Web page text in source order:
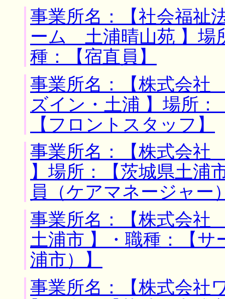
事業所名：【社会福
ーム 土浦晴山苑 】場
種：【宿直員】
事業所名：【株式会
ズイン・土浦 】場所
【フロントスタッフ】
事業所名：【株式会
】場所：【茨城県土浦
員（ケアマネージャー
事業所名：【株式会
土浦市 】・職種：【
浦市）】
事業所名：【株式会社